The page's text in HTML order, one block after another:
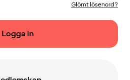
Glömt lösenord?
Logga in